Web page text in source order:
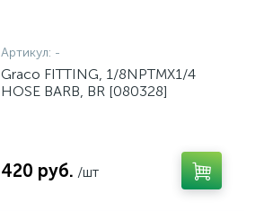
Артикул: -
Graco FITTING, 1/8NPTMX1/4
HOSE BARB, BR [080328]
420 руб. /шт